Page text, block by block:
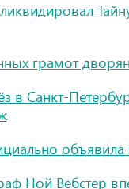
грамот
в Санкт-
Ной Вебстер